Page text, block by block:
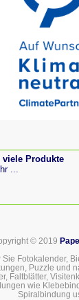
viele Produkte
...
© 2019
Fotokalender,
Puzzle und
Faltblätter,
wie
Spiralbindung